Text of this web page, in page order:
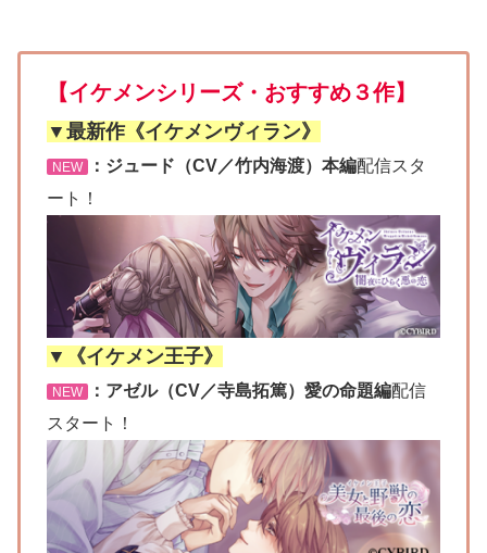
【イケメンシリーズ・おすすめ３作】
▼最新作《イケメンヴィラン》
NEW ：ジュード（CV／竹内海渡）本編配信スタ
ート！
▼《イケメン王子》
NEW ：アゼル（CV／寺島拓篤）愛の命題編配信
スタート！